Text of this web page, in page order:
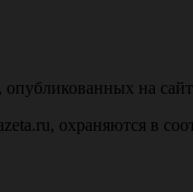
на
охраняются в